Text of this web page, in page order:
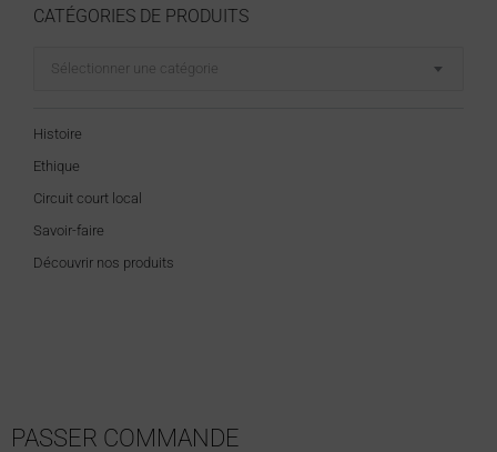
CATÉGORIES DE PRODUITS
Sélectionner une catégorie
Histoire
Ethique
Circuit court local
Savoir-faire
Découvrir nos produits
PASSER COMMANDE